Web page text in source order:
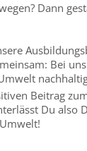
Dann
Bei
Beitrag
Du also